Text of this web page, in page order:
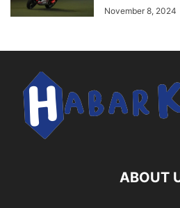
November 8, 2024
ABOUT